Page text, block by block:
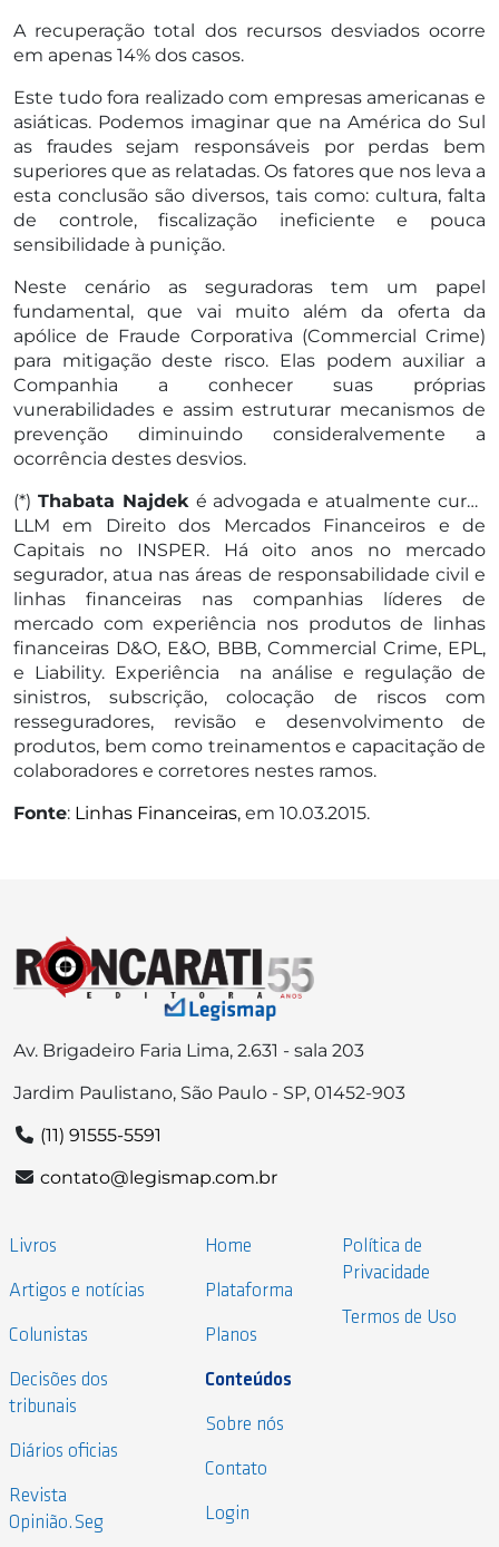
A recuperação total dos recursos desviados ocorre
em apenas 14% dos casos.
Este tudo fora realizado com empresas americanas e
asiáticas. Podemos imaginar que na América do Sul
as fraudes sejam responsáveis por perdas bem
superiores que as relatadas. Os fatores que nos leva a
esta conclusão são diversos, tais como: cultura, falta
de controle, fiscalização ineficiente e pouca
sensibilidade à punição.
Neste cenário as seguradoras tem um papel
fundamental, que vai muito além da oferta da
apólice de Fraude Corporativa (Commercial Crime)
para mitigação deste risco. Elas podem auxiliar a
Companhia a conhecer suas próprias
vunerabilidades e assim estruturar mecanismos de
prevenção diminuindo consideralvemente a
ocorrência destes desvios.
(*) Thabata Najdek é advogada e atualmente cursa
LLM em Direito dos Mercados Financeiros e de
Capitais no INSPER. Há oito anos no mercado
segurador, atua nas áreas de responsabilidade civil e
linhas financeiras nas companhias líderes de
mercado com experiência nos produtos de linhas
financeiras D&O, E&O, BBB, Commercial Crime, EPL,
e Liability. Experiência na análise e regulação de
sinistros, subscrição, colocação de riscos com
resseguradores, revisão e desenvolvimento de
produtos, bem como treinamentos e capacitação de
colaboradores e corretores nestes ramos.
Fonte: Linhas Financeiras, em 10.03.2015.
Av. Brigadeiro Faria Lima, 2.631 - sala 203
Jardim Paulistano, São Paulo - SP, 01452-903
(11) 91555-5591
contato@legismap.com.br
Livros
Artigos e notícias
Colunistas
Decisões dos
tribunais
Diários oficias
Revista
Opinião.Seg
Home
Plataforma
Planos
Conteúdos
Sobre nós
Contato
Login
Política de
Privacidade
Termos de Uso